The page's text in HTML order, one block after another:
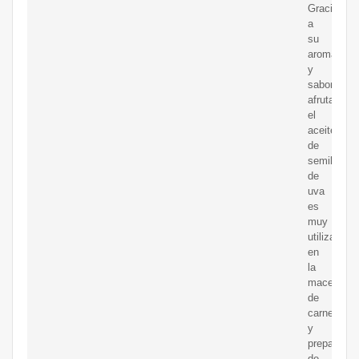
Gracias
a
su
aroma
y
sabor
afrutado,
el
aceite
de
semilla
de
uva
es
muy
utilizado
en
la
de
carnes
y